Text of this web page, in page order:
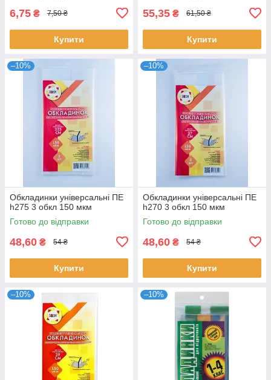
6,75 ₴ 7,50 ₴
Купити
55,35 ₴ 61,50 ₴
Купити
–10%
Обкладинки універсальні ПЕ
h275 3 обкл 150 мкм
Готово до відправки
48,60 ₴ 54 ₴
Купити
–10%
Обкладинки універсальні ПЕ
h270 3 обкл 150 мкм
Готово до відправки
48,60 ₴ 54 ₴
Купити
–10% –10%